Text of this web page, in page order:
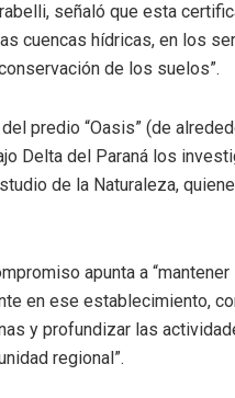
señaló que esta
cuencas hídricas, en los
de los suelos”.
predio “Oasis” (de
Delta del Paraná los
de la Naturaleza,
apunta a
en ese establecimiento,
y profundizar las
regional”.